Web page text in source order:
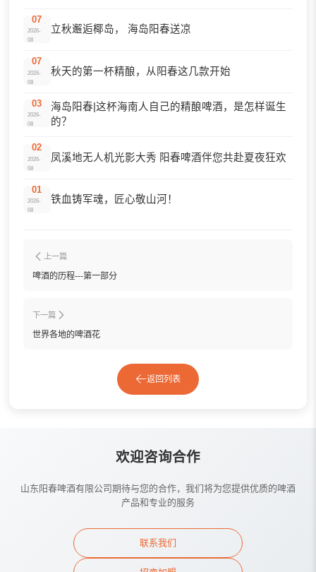
07
2026-
08
立秋邂逅椰岛， 海岛阳春送凉
07
2026-
08
秋天的第一杯精酿，从阳春这几款开始
03
2026-
08
海岛阳春|这杯海南人自己的精酿啤酒，是怎样诞生
的？
02
2026-
08
凤溪地无人机光影大秀 阳春啤酒伴您共赴夏夜狂欢
01
2026-
08
铁血铸军魂，匠心敬山河！
上一篇
啤酒的历程---第一部分
下一篇
世界各地的啤酒花
返回列表
欢迎咨询合作
山东阳春啤酒有限公司期待与您的合作，我们将为您提供优质的啤酒
产品和专业的服务
联系我们